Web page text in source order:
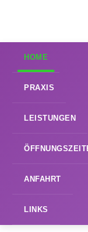
HOME
PRAXIS
LEISTUNGEN
ANFAHRT
LINKS